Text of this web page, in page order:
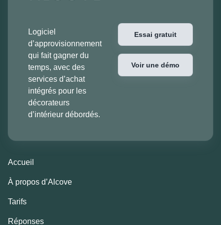
Logiciel
d’approvisionnement
qui fait gagner du
temps, avec des
services d’achat
intégrés pour les
décorateurs
d’intérieur débordés.
Essai gratuit
Voir une démo
Accueil
À propos d’Alcove
Tarifs
Réponses